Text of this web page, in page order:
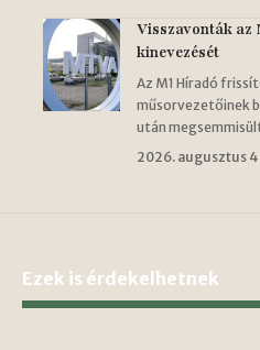
Visszavonták az
kinevezését
Az M1 Híradó
műsorvezetőinek
után
2026. augusztus 4
Ezek is érdekelhetnek